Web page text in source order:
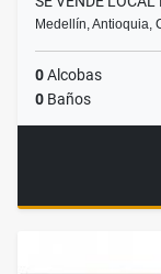
Medellín, Antioquia,
0Alcobas
0 Baños